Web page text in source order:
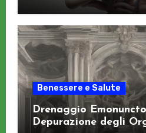
Benessere e Salute
Drenaggio
Depurazione degli